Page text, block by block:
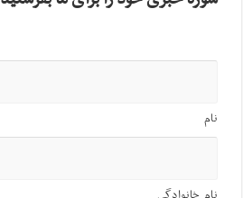
نام